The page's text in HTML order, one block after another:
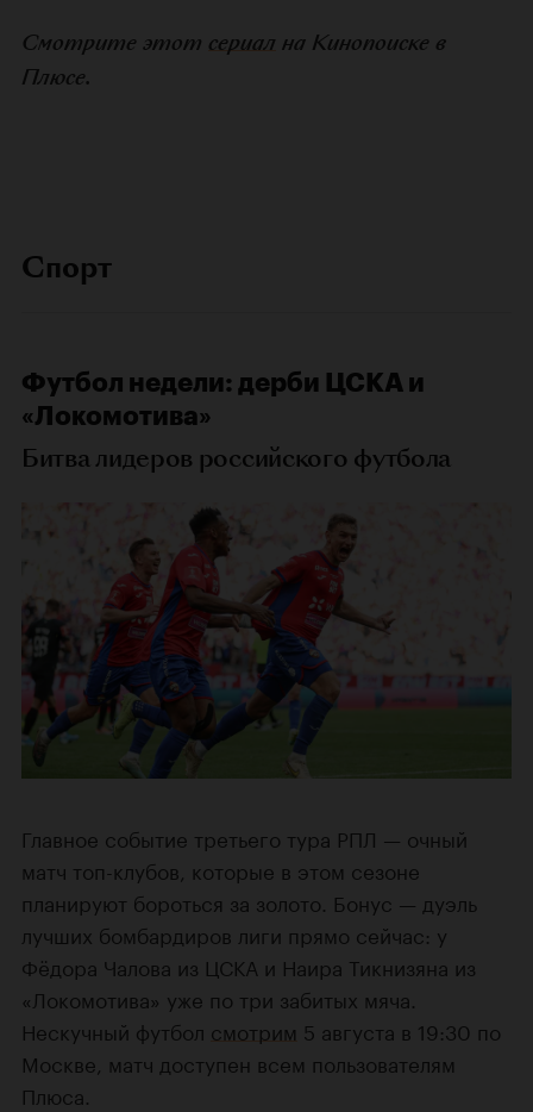
Смотрите этот сериал на Кинопоиске в
Плюсе.
Спорт
Футбол недели: дерби ЦСКА и
«Локомотива»
Битва лидеров российского футбола
Главное событие третьего тура РПЛ — очный
матч топ-клубов, которые в этом сезоне
планируют бороться за золото. Бонус — дуэль
лучших бомбардиров лиги прямо сейчас: у
Фёдора Чалова из ЦСКА и Наира Тикнизяна из
«Локомотива» уже по три забитых мяча.
Нескучный футбол смотрим 5 августа в 19:30 по
Москве, матч доступен всем пользователям
Плюса.